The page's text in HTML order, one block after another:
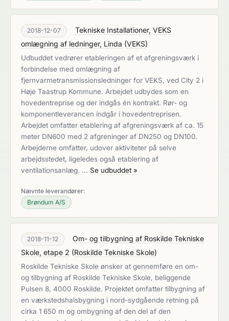
2018-12-07
Tekniske Installationer, VEKS
omlægning af ledninger, Linda (VEKS)
Udbuddet vedrører etableringen af et afgreningsværk i
forbindelse med omlægning af
fjernvarmetransmissionsledninger for VEKS, ved City 2 i
Høje Taastrup Kommune. Arbejdet udbydes som en
hovedentreprise og der indgås én kontrakt. Rør- og
komponentleverancen indgår i hovedentreprisen.
Arbejdet omfatter etablering af afgreningsværk af ca. 15
meter DN600 med 2 afgreninger af DN250 og DN100.
Arbejderne omfatter, udover aktiviteter på selve
arbejdsstedet, ligeledes også etablering af
ventilationsanlæg. … Se udbuddet »
Nævnte leverandører:
Brøndum A/S
2018-11-12
Om- og tilbygning af Roskilde Tekniske
Skole, etape 2 (Roskilde Tekniske Skole)
Roskilde Tekniske Skole ønsker at gennemføre en om-
og tilbygning af Roskilde Tekniske Skole, beliggende
Pulsen 8, 4000 Roskilde. Projektet omfatter tilbygning af
en værkstedshalsbygning i nord-sydgående retning på
cirka 1 650 m og ombygning af den del af den